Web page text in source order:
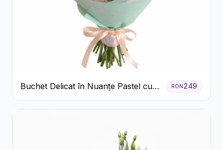
Buchet Delicat în Nuanțe Pastel cu
Trandafiri și Crizanteme Roz
RON249